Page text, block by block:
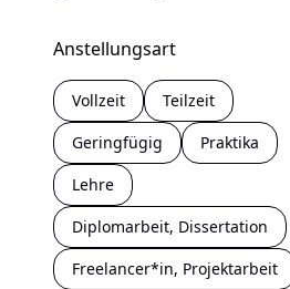
Anstellungsart
Vollzeit
Teilzeit
Geringfügig
Praktika
Lehre
Diplomarbeit, Dissertation
Freelancer*in, Projektarbeit